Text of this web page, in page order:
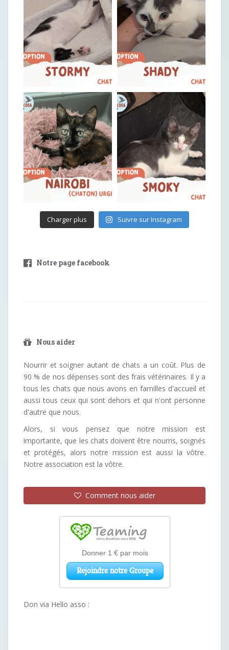
Charger plus Suivre sur Instagram
Notre page facebook
Nous aider
Nourrir et soigner autant de chats a un coût. Plus de
90 % de nos dépenses sont des frais vétérinaires. Il y a
tous les chats que nous avons en familles d'accueil et
aussi tous ceux qui sont dehors et qui n'ont personne
d'autre que nous.
Alors, si vous pensez que notre mission est
importante, que les chats doivent être nourris, soignés
et protégés, alors notre mission est aussi la vôtre.
Notre association est la vôtre.
Comment nous aider
Don via Hello asso :